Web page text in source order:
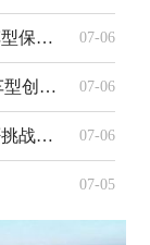
一年保值率逼近80% 问界M8斩获插混车型保值率榜首 07-06
问界M9全系累计交付突破30万台 全新车型创50万级交付新纪录 07-06
15万级家用SUV二选一 东风风神L8能否挑战尚界H5？ 07-06
07-05